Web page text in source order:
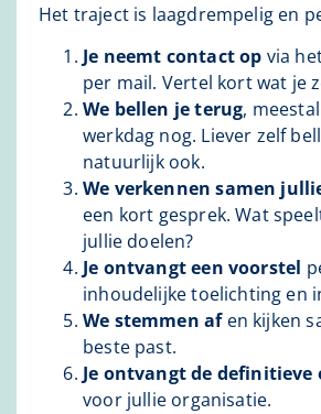
Het traject is laagdrempelig en
Je neemt contact op via
per mail. Vertel kort wat je
We bellen je terug,
werkdag nog. Liever zelf
natuurlijk ook.
We verkennen samen
een kort gesprek. Wat
jullie doelen?
Je ontvangt een voorstel
inhoudelijke toelichting en
We stemmen afen kijken
beste past.
Je ontvangt de definitieve
voor jullie organisatie.